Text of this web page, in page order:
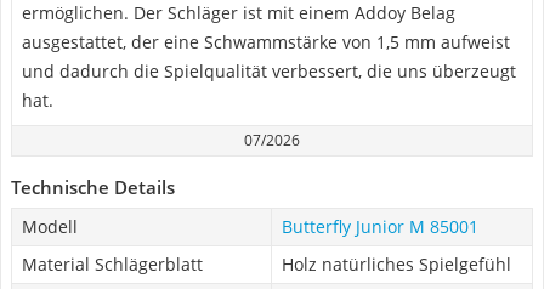
ermöglichen. Der Schläger ist mit einem Addoy Belag
ausgestattet, der eine Schwammstärke von 1,5 mm aufweist
und dadurch die Spielqualität verbessert, die uns überzeugt
hat.
07/2026
Technische Details
Modell
Butterfly Junior M 85001
Material Schlägerblatt
Holz natürliches Spielgefühl